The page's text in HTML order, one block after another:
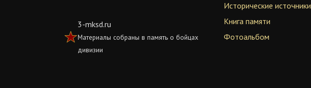
3-mksd.ru
Материалы собраны в память о бойцах
дивизии
Исторические источники
Книга памяти
Фотоальбом